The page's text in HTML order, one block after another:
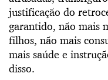
justificação do
garantido, não mais
filhos, não mais
mais saúde e
disso.